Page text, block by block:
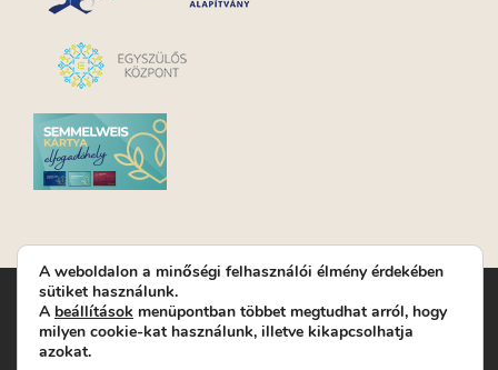
Turay Ida Színház Közhasznú Nonprofit Kft. | Működési
helyszín: Turay Ida Színház 1089 Budapest, Kálvária tér 6. |
Levelezési cím: 1089 Budapest, Kálvária tér 14. | Titkárság:
A weboldalon a minőségi felhasználói élmény érdekében
sütiket használunk.
A beállítások menüpontban többet megtudhat arról, hogy
milyen cookie-kat használunk, illetve kikapcsolhatja
azokat.